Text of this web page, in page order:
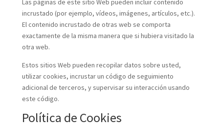
Las páginas de este sitio Web pueden incluir contenido
incrustado (por ejemplo, vídeos, imágenes, artículos, etc.).
El contenido incrustado de otras web se comporta
exactamente de la misma manera que si hubiera visitado la
otra web.
Estos sitios Web pueden recopilar datos sobre usted,
utilizar cookies, incrustar un código de seguimiento
adicional de terceros, y supervisar su interacción usando
este código.
Política de Cookies